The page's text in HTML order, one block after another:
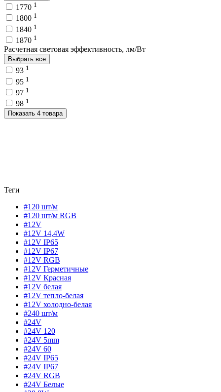
1770 1
1800 1
1840 1
1870 1
Расчетная световая эффективность, лм/Вт
Выбрать все
93 1
95 1
97 1
98 1
Показать 4 товара
Теги
#120 шт/м
#120 шт/м RGB
#12V
#12V 14,4W
#12V IP65
#12V IP67
#12V RGB
#12V Герметичные
#12V Красная
#12V белая
#12V тепло-белая
#12V холодно-белая
#240 шт/м
#24V
#24V 120
#24V 5mm
#24V 60
#24V IP65
#24V IP67
#24V RGB
#24V Белые